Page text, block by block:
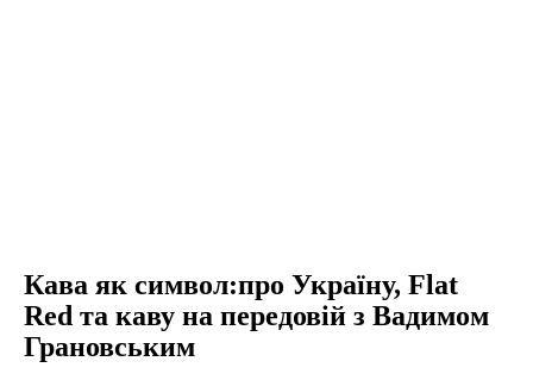
Кава як символ:про Україну, Flat
Red та каву на передовій з Вадимом
Грановським